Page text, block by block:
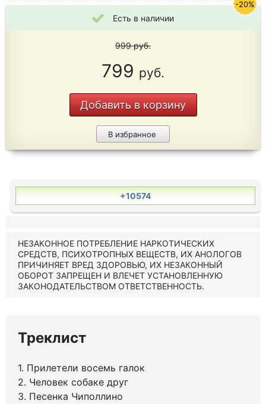
Есть в наличии
999руб.
799 руб.
Добавить в корзину
В избранное
-20%
+10574
НЕЗАКОННОЕ ПОТРЕБЛЕНИЕ НАРКОТИЧЕСКИХ
СРЕДСТВ, ПСИХОТРОПНЫХ ВЕЩЕСТВ, ИХ АНОЛОГОВ
ПРИЧИНЯЕТ ВРЕД ЗДОРОВЬЮ, ИХ НЕЗАКОННЫЙ
ОБОРОТ ЗАПРЕЩЕН И ВЛЕЧЕТ УСТАНОВЛЕННУЮ
ЗАКОНОДАТЕЛЬСТВОМ ОТВЕТСТВЕННОСТЬ.
Треклист
1. Прилетели восемь галок
2. Человек собаке друг
3. Песенка Чиполлино